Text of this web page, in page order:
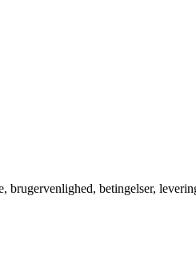
brugervenlighed, betingelser,